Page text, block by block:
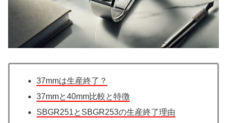
37mmは生産終了？
37mmと40mm比較と特徴
SBGR251とSBGR253の生産終了理由